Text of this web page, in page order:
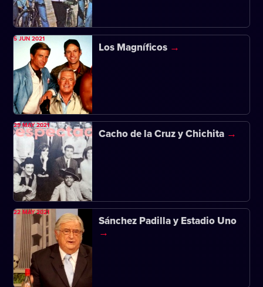
Los Magníficos
5 JUN 2021
Cacho de la Cruz y Chichita
29 MAY 2021
Sánchez Padilla y Estadio Uno
22 MAY 2021